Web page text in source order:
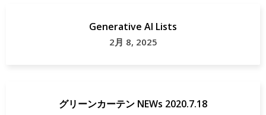
Generative AI Lists
2月 8, 2025
グリーンカーテン NEWs 2020.7.18